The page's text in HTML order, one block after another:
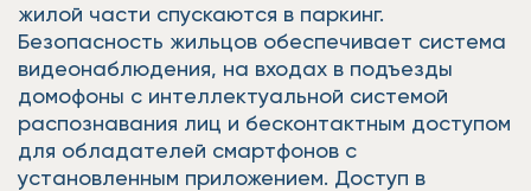
жилой части спускаются в паркинг.
Безопасность жильцов обеспечивает система
видеонаблюдения, на входах в подъезды
домофоны с интеллектуальной системой
распознавания лиц и бесконтактным доступом
для обладателей смартфонов с
установленным приложением. Доступ в